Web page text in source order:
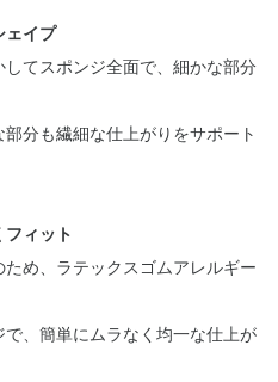
ェイプ
てスポンジ全面で、細かな部分
分も繊細な仕上がりをサポート
フィット
め、ラテックスゴムアレルギー
、簡単にムラなく均一な仕上が